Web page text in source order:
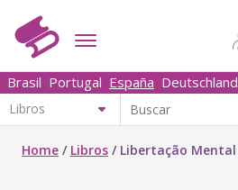
Brasil Portugal España Deutschland
Home / Libros / Libertação Mental